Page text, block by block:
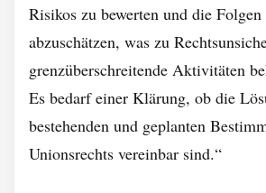
Risikos zu bewerten und die
abzuschätzen, was zu
grenzüberschreitende Aktivitäten
Es bedarf einer Klärung, ob die
bestehenden und geplanten
Unionsrechts vereinbar sind.“